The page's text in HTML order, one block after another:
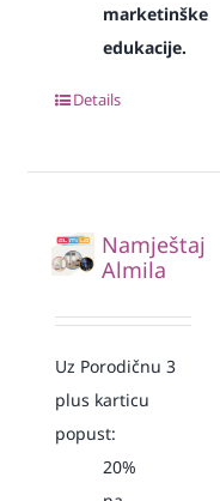
marketinške
edukacije.
Details
Namještaj
Almila
Uz Porodičnu 3
plus karticu
popust:
20%